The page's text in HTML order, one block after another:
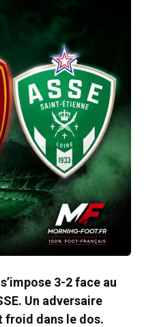
3-2 face au
Un adversaire
froid dans le dos.